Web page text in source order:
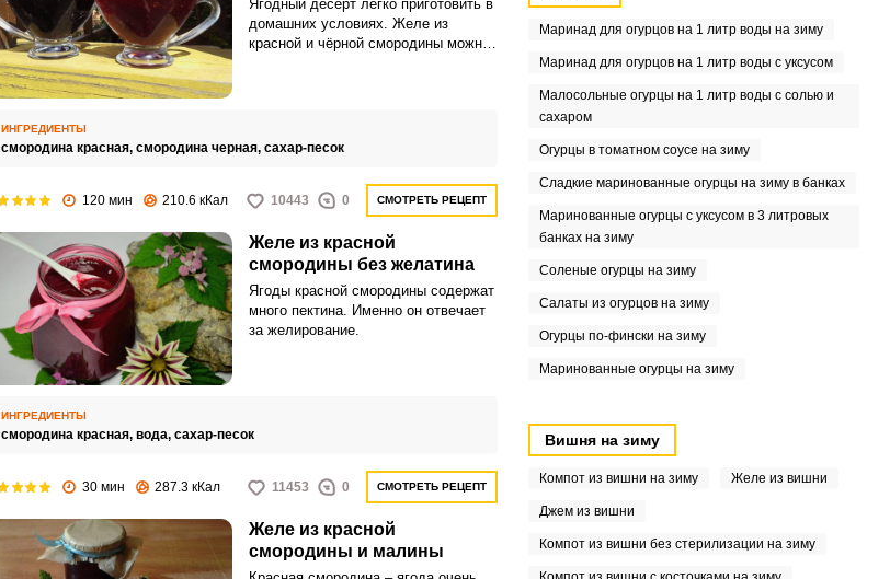
Ягодный десерт легко приготовить в
домашних условиях. Желе из
красной и чёрной смородины можно
ИНГРЕДИЕНТЫ
смородина красная, смородина черная, сахар-песок
120 мин 210.6 кКал 10443 0 СМОТРЕТЬ РЕЦЕПТ
Желе из красной
смородины без желатина
Ягоды красной смородины содержат
много пектина. Именно он отвечает
за желирование.
ИНГРЕДИЕНТЫ
смородина красная, вода, сахар-песок
30 мин 287.3 кКал 11453 0 СМОТРЕТЬ РЕЦЕПТ
Желе из красной
смородины и малины
Маринад для огурцов на 1 литр воды на зиму
Маринад для огурцов на 1 литр воды с уксусом
Малосольные огурцы на 1 литр воды с солью и
сахаром
Огурцы в томатном соусе на зиму
Сладкие маринованные огурцы на зиму в банках
Маринованные огурцы с уксусом в 3 литровых
банках на зиму
Соленые огурцы на зиму
Салаты из огурцов на зиму
Огурцы по-фински на зиму
Маринованные огурцы на зиму
Вишня на зиму
Компот из вишни на зиму Желе из вишни
Джем из вишни
Компот из вишни без стерилизации на зиму